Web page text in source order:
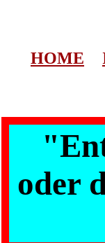
HOME
oder